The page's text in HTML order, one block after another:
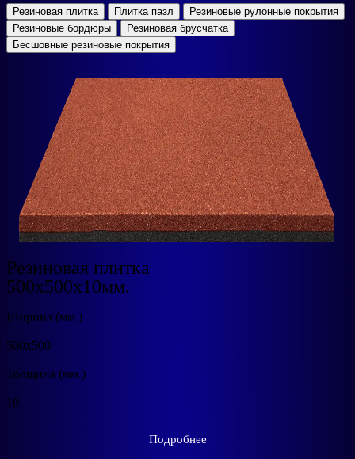
Резиновая плитка Плитка пазл
Резиновые рулонные покрытия
Резиновые бордюры
Резиновая брусчатка
Бесшовные резиновые покрытия
Резиновая плитка
500x500х10мм.
Ширина (мм.)
500х500
Толщина (мм.)
10
Подробнее